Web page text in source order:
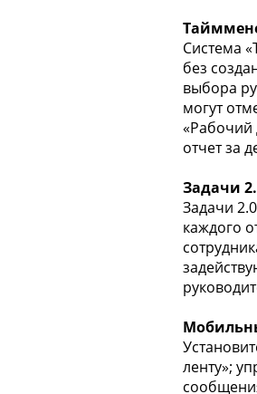
Система
без
выбора
могут
«Рабочий
отчет за
Задачи
Задачи
каждого
ленту»;